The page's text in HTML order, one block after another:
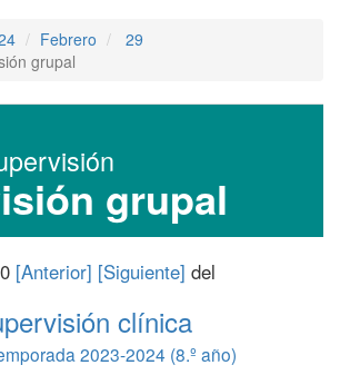
Febrero
29
grupal
grupal
[Anterior] [Siguiente] del
clínica
2023-2024 (8.º año)